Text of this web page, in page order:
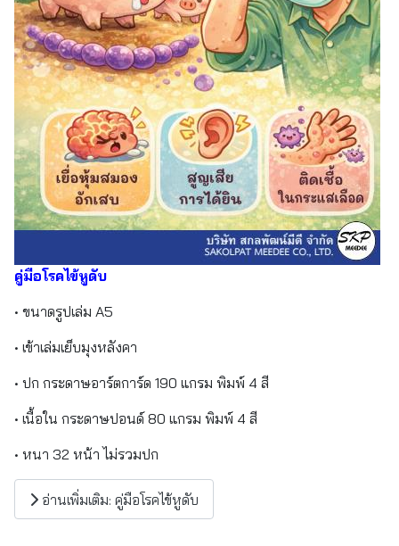
คู่มือโรคไข้หูดับ
• ขนาดรูปเล่ม A5
• เข้าเล่มเย็บมุงหลังคา
• ปก กระดาษอาร์ตการ์ด 190 แกรม พิมพ์ 4 สี
• เนื้อใน กระดาษปอนด์ 80 แกรม พิมพ์ 4 สี
• หนา 32 หน้า ไม่รวมปก
อ่านเพิ่มเติม: คู่มือโรคไข้หูดับ